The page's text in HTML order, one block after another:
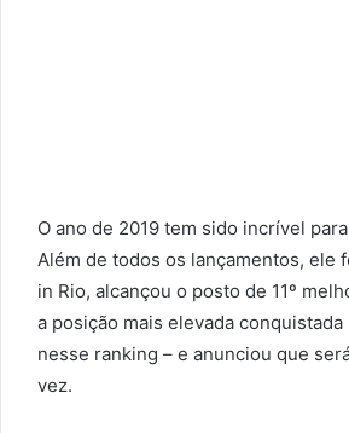
O ano de 2019 tem sido incrível
Além de todos os lançamentos, ele
in Rio, alcançou o posto de 11º
a posição mais elevada
nesse ranking – e anunciou que
vez.